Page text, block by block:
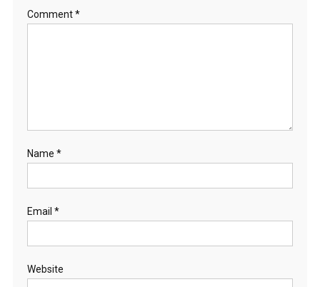
Comment*
Name *
Email *
Website